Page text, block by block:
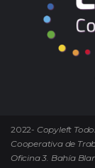
2022- Copyleft
Cooperativa de
Oficina 3. Bahía